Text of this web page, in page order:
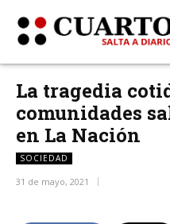
La tragedia
comunidades
en La Nación
SOCIEDAD
31 de mayo, 2021